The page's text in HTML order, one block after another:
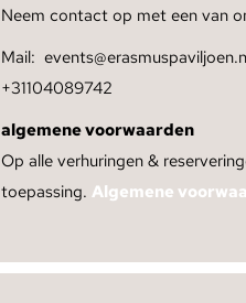
Neem contact op met een van
Mail:
+31104089742
algemene voorwaarden
Op alle verhuringen &
toepassing. Algemene